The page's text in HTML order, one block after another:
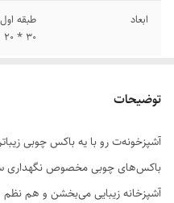
ابعاد
۳۰ * ۲۰ ارتفاع کار ۴۵ سانتی متر
توضیحات
‏آشپزخونه‌ت رو با یه باکس چوبی
باکس‌های چوبی مخصوص نگهداری
آشپزخانه زیبایی می‌بخشن و هم نظم